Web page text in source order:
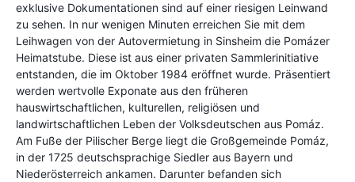
exklusive Dokumentationen sind auf einer riesigen Leinwand
zu sehen. In nur wenigen Minuten erreichen Sie mit dem
Leihwagen von der Autovermietung in Sinsheim die Pomázer
Heimatstube. Diese ist aus einer privaten Sammlerinitiative
entstanden, die im Oktober 1984 eröffnet wurde. Präsentiert
werden wertvolle Exponate aus den früheren
hauswirtschaftlichen, kulturellen, religiösen und
landwirtschaftlichen Leben der Volksdeutschen aus Pomáz.
Am Fuße der Pilischer Berge liegt die Großgemeinde Pomáz,
in der 1725 deutschsprachige Siedler aus Bayern und
Niederösterreich ankamen. Darunter befanden sich